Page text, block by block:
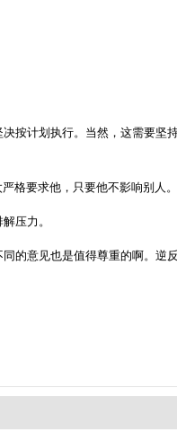
按计划执行。当然，这需要坚
格要求他，只要他不影响别人。
压力。
意见也是值得尊重的啊。逆